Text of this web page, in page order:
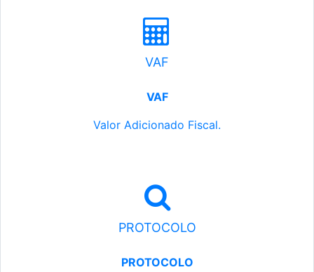
VAF
VAF
Valor Adicionado Fiscal.
PROTOCOLO
PROTOCOLO